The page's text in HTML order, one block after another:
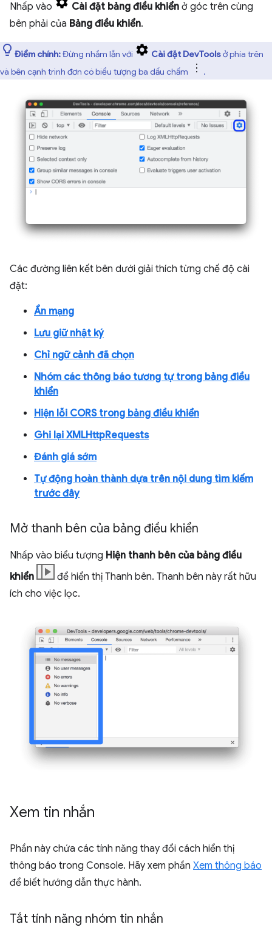
Nhấp vào Cài đặt bảng điều khiển ở góc trên cùng
bên phải của Bảng điều khiển.
Điểm chính:Đừng nhầm lẫn với Cài đặt DevToolsở phía trên
và bên cạnh trình đơn có biểu tượng ba dấu chấm
.
Các đường liên kết bên dưới giải thích từng chế độ cài
đặt:
Ẩn mạng
Lưu giữ nhật ký
Chỉ ngữ cảnh đã chọn
Nhóm các thông báo tương tự trong bảng điều
khiển
Hiện lỗi CORS trong bảng điều khiển
Ghi lại XMLHttpRequests
Đánh giá sớm
Tự động hoàn thành dựa trên nội dung tìm kiếm
trước đây
Mở thanh bên của bảng điều khiển
Nhấp vào biểu tượng Hiện thanh bên của bảng điều
khiển
để hiển thị Thanh bên. Thanh bên này rất hữu
ích cho việc lọc.
Xem tin nhắn
Phần này chứa các tính năng thay đổi cách hiển thị
thông báo trong Console. Hãy xem phần Xem thông báo
để biết hướng dẫn thực hành.
Tắt tính năng nhóm tin nhắn